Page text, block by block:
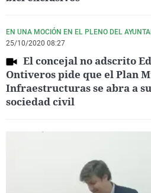
EN UNA MOCIÓN EN EL PLENO DEL
25/10/2020 08:27
El concejal no adscrito
Ontiveros pide que el Plan
Infraestructuras se abra a
sociedad civil